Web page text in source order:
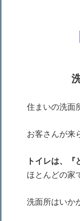
住まいの洗面
お客さんが来
トイレは、『
ほとんどの家
洗面所はいか